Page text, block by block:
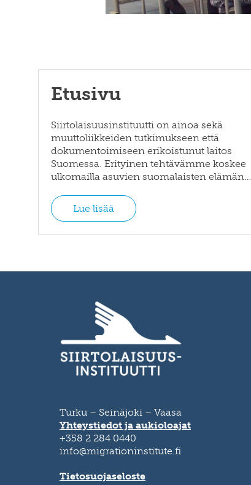
Etusivu
Siirtolaisuusinstituutti on ainoa sekä
muuttoliikkeiden tutkimukseen että
dokumentoimiseen erikoistunut laitos
Suomessa. Erityinen tehtävämme koskee
ulkomailla asuvien suomalaisten elämän…
Lue lisää
Turku – Seinäjoki – Vaasa
Yhteystiedot ja aukioloajat
+358 2 284 0440
info@migrationinstitute.fi
Tietosuojaseloste